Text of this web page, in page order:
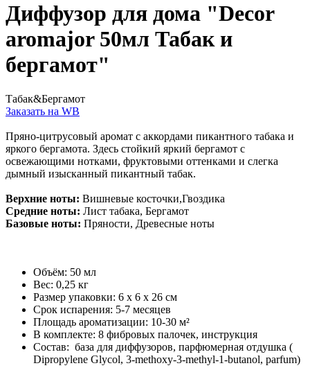
Диффузор для дома "Decor
aromajor 50мл Табак и
бергамот"
Табак&Бергамот
Заказать на WB
Пряно-цитрусовый аромат с аккордами пикантного табака и
яркого бергамота. Здесь стойкий яркий бергамот с
освежающими нотками, фруктовыми оттенками и слегка
дымный изысканный пикантный табак.
Верхние ноты: Вишневые косточки,Гвоздика
Средние ноты: Лист табака, Бергамот
Базовые ноты: Пряности, Древесные ноты
Объём: 50 мл
Вес: 0,25 кг
Размер упаковки: 6 x 6 x 26 см
Срок испарения: 5-7 месяцев
Площадь ароматизации: 10-30 м²
В комплекте: 8 фибровых палочек, инструкция
Состав: база для диффузоров, парфюмерная отдушка (
Dipropylene Glycol, 3-methoxy-3-methyl-1-butanol, parfum)